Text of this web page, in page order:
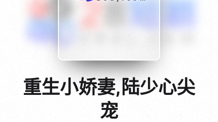
{if condition="$obj.vod_points
28短剧
重生小娇妻,陆少心尖
宠